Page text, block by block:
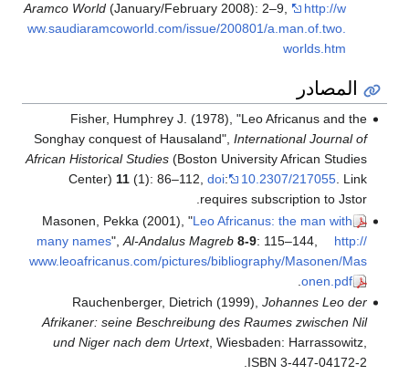
Aramco World (January/February 2008): 2–9
http://w
ww.saudiaramcoworld.com/issue/200801/a.man.of.two.
worlds.htm
المصادر
Fisher, Humphrey J. (1978), "Leo Africanus and the
Songhay conquest of Hausaland", International Journal of
African Historical Studies(Boston University African Studies
Center) 11(1): 86–112, doi: 10.2307/217055. Link
requires subscription to Jstor.
Masonen, Pekka (2001), "Leo Africanus: the man with
many names", Al-Andalus Magreb 8-9: 115–144,
http://
www.leoafricanus.com/pictures/bibliography/Masonen/Mas
onen.pdf
Rauchenberger, Dietrich (1999), Johannes Leo der
Afrikaner: seine Beschreibung des Raumes zwischen Nil
und Niger nach dem Urtext, Wiesbaden: Harrassowitz,
ISBN 3-447-04172-2